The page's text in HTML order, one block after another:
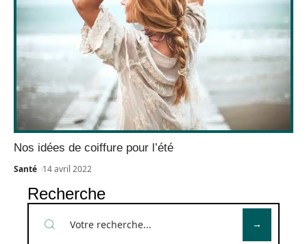
Nos idées de coiffure pour l’été
Santé 14 avril 2022
Recherche